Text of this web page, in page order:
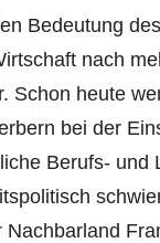
Bedeutung
nach
Schon heute
bei der
Berufs- und